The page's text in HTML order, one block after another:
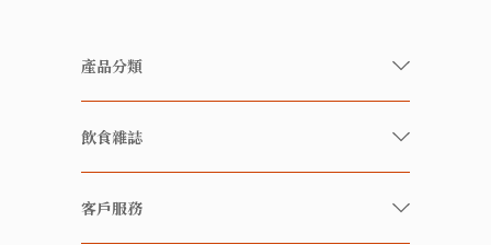
產品分類
有機/無農藥新鮮蔬果
有機 / 無添加飲品
飲食雜誌
快樂家庭 飲食雜誌
客戶服務